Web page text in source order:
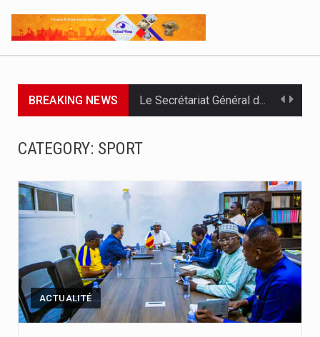
BREAKING NEWS
Par : Nekarnodji Gloria L’entreprise Groupe Elit.com a organisé ce…
Le Président de la République, Chef de l’État, Maréchal du…
Le ministère de la Communication, en partenariat avec l’UNICEF, la…
CATEGORY: SPORT
ACTUALITÉ